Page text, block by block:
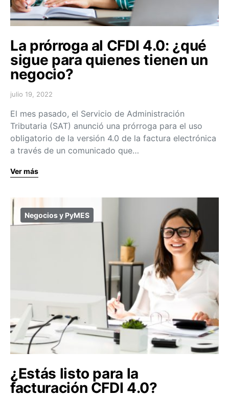
La prórroga al CFDI 4.0: ¿qué
sigue para quienes tienen un
negocio?
julio 19, 2022
El mes pasado, el Servicio de Administración
Tributaria (SAT) anunció una prórroga para el uso
obligatorio de la versión 4.0 de la factura electrónica
a través de un comunicado que…
Ver más
Negocios y PyMES
¿Estás listo para la
facturación CFDI 4.0?